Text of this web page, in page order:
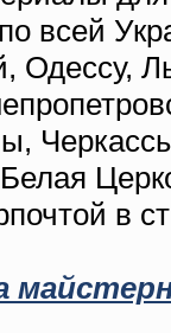
всей
Одессу,
в